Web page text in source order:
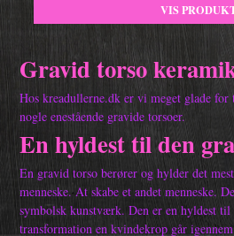
VIS
Gravid torso
Hos kreadullerne.dk er vi meget glade
nogle enestående gravide torsoer.
En hyldest til den
En gravid torso berører og hylder det
menneske. At skabe et andet menneske.
symbolsk kunstværk. Den er en hyldest
transformation en kvindekrop går